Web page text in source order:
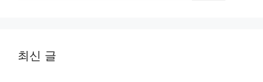
최신 글